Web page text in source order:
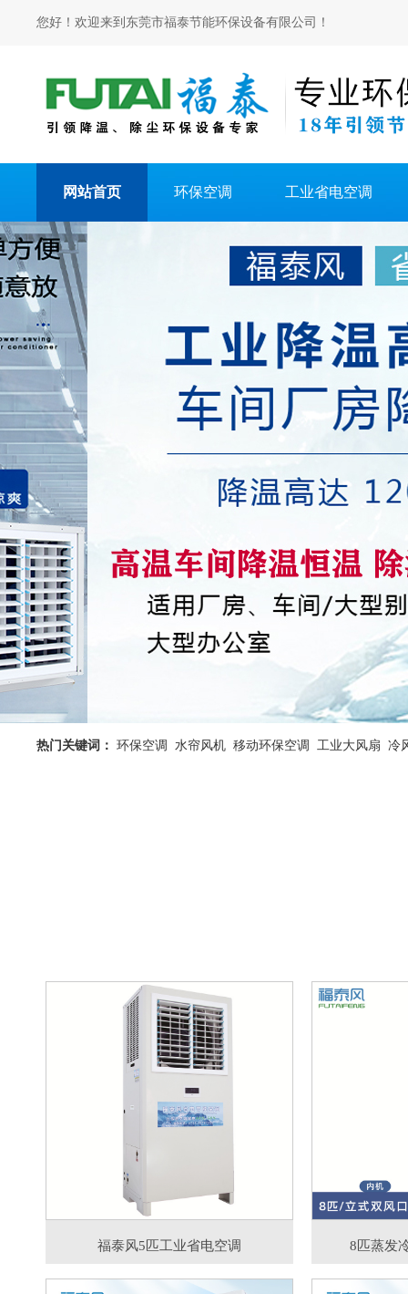
您好！欢迎来到东莞市福泰节能环保设备有限公司！
网站首页 环保空调 工业省电空调
热门关键词： 环保空调 水帘风机 移动环保空调 工业大风扇 冷
福泰风5匹工业省电空调 8匹蒸发